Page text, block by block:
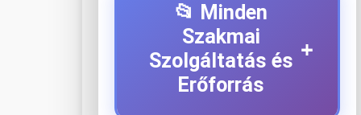
📂 Minden
Szakmai
Szolgáltatás és
Erőforrás
+